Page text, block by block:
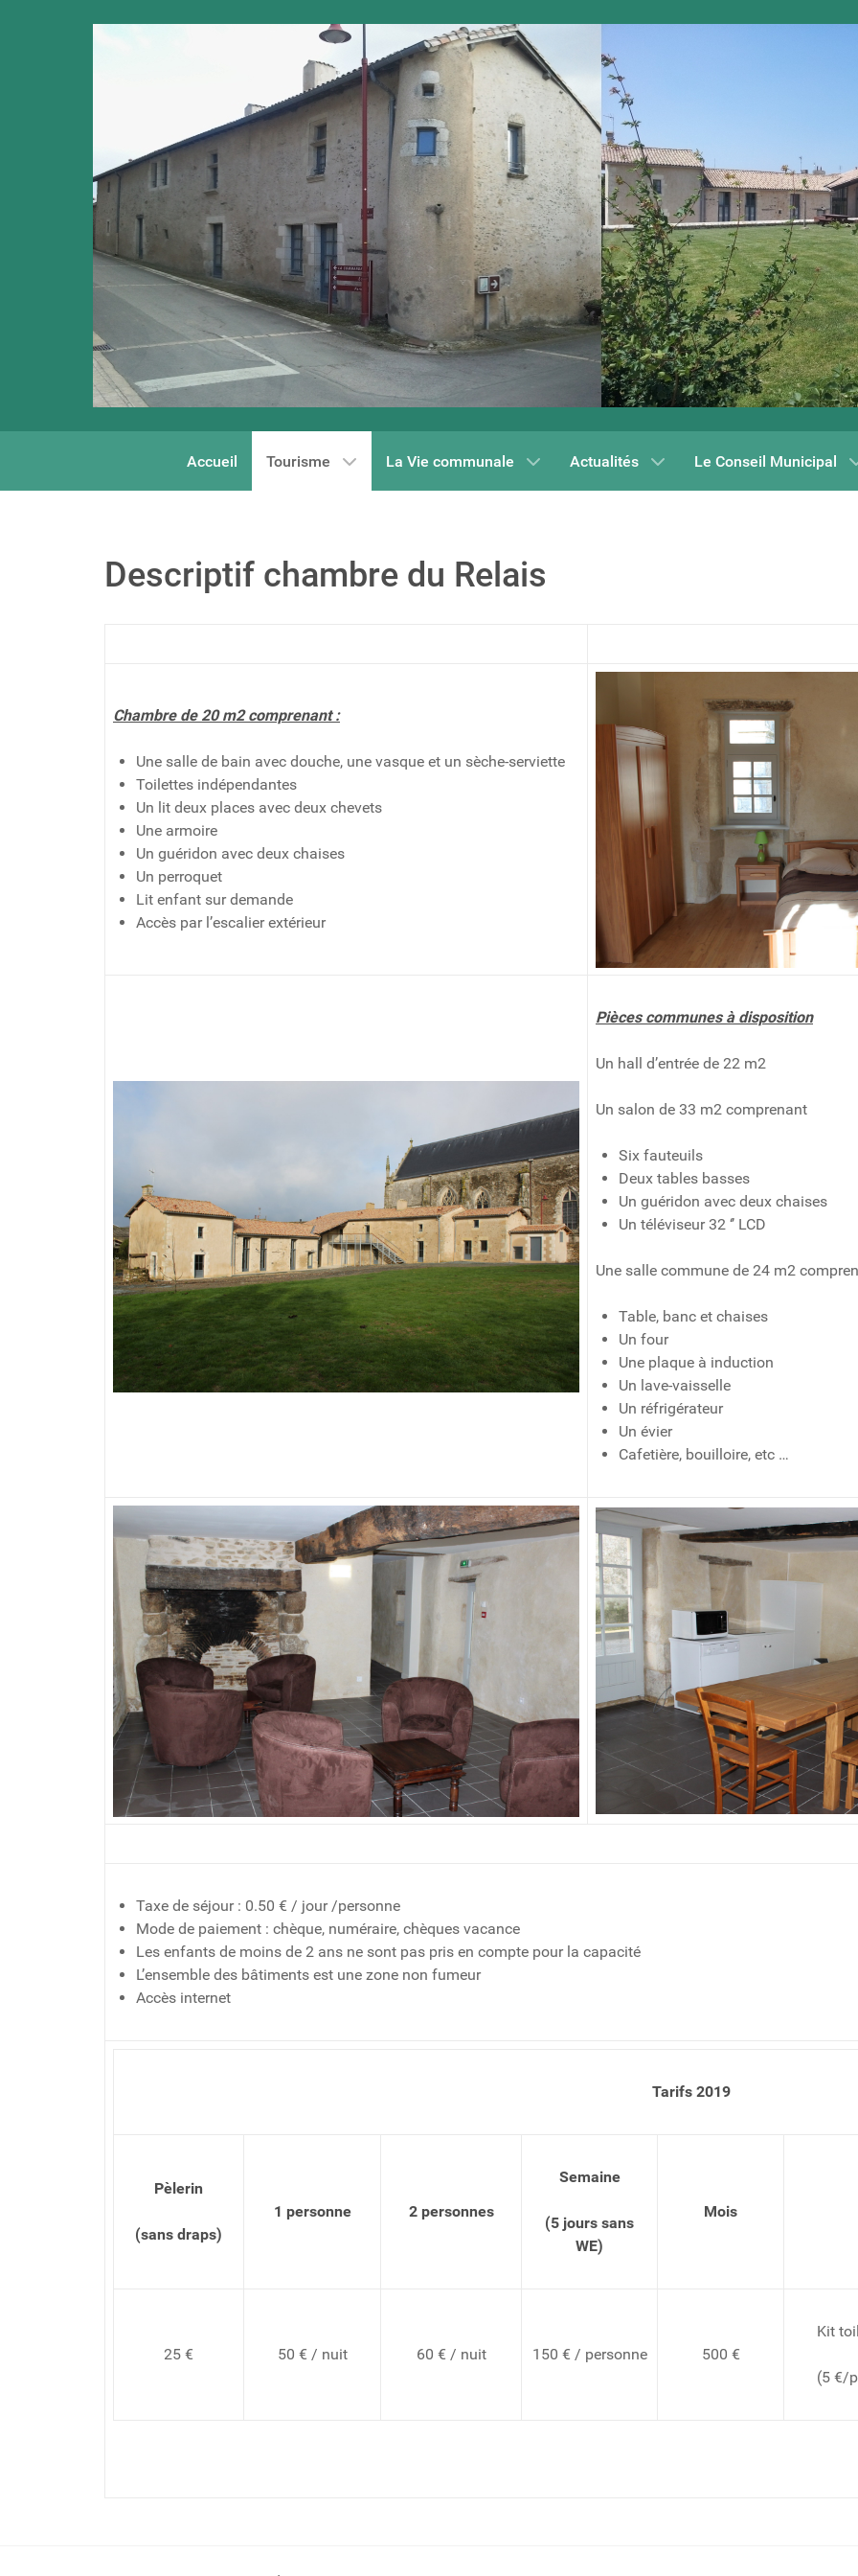
Accueil Tourisme La Vie communale Actualités Le Conseil Municipal
Descriptif chambre du Relais
Chambre de 20 m2 comprenant :
Une salle de bain avec douche, une vasque et un sèche-serviette
Toilettes indépendantes
Un lit deux places avec deux chevets
Une armoire
Un guéridon avec deux chaises
Un perroquet
Lit enfant sur demande
Accès par l’escalier extérieur
Pièces communes à disposition
Un hall d’entrée de 22 m2
Un salon de 33 m2 comprenant
Six fauteuils
Deux tables basses
Un guéridon avec deux chaises
Un téléviseur 32 ‘’ LCD
Une salle commune de 24 m2
Table, banc et chaises
Un four
Une plaque à induction
Un lave-vaisselle
Un réfrigérateur
Un évier
Cafetière, bouilloire, etc …
Taxe de séjour : 0.50 € / jour /personne
Mode de paiement : chèque, numéraire, chèques vacance
Les enfants de moins de 2 ans ne sont pas pris en compte pour la capacité
L’ensemble des bâtiments est une zone non fumeur
Accès internet
Tarifs 2019
Pèlerin
(sans draps)
1 personne 2 personnes
Semaine
(5 jours sans
WE)
Mois
25 € 50 € / nuit 60 € / nuit 150 € / personne 500 €
Kit
(5 €/